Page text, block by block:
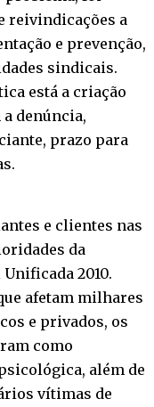
reivindicações a
e prevenção,
sindicais.
está a criação
denúncia,
prazo para
e clientes nas
da
2010.
afetam milhares
e privados, os
como
além de
vítimas de